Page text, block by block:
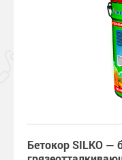
Бетокор SILKO —